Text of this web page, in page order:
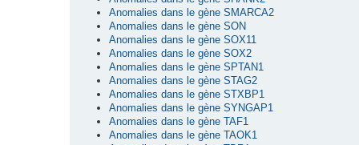
Anomalies dans le gène SMARCA2
Anomalies dans le gène SON
Anomalies dans le gène SOX11
Anomalies dans le gène SOX2
Anomalies dans le gène SPTAN1
Anomalies dans le gène STAG2
Anomalies dans le gène STXBP1
Anomalies dans le gène SYNGAP1
Anomalies dans le gène TAF1
Anomalies dans le gène TAOK1